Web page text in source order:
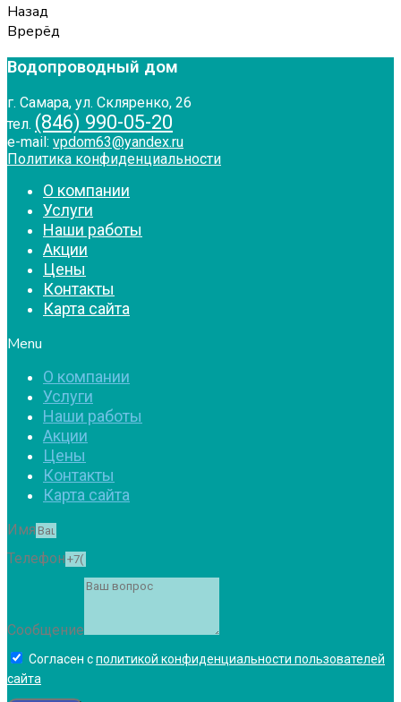
Назад
Врерёд
Водопроводный дом
г. Самара, ул. Скляренко, 26
тел. (846) 990-05-20
e-mail: vpdom63@yandex.ru
Политика конфиденциальности
О компании
Услуги
Наши работы
Акции
Цены
Контакты
Карта сайта
Menu
О компании
Услуги
Наши работы
Акции
Цены
Контакты
Карта сайта
Имя
Телефон
Сообщение
Согласен сполитикой конфиденциальности пользователей
сайта